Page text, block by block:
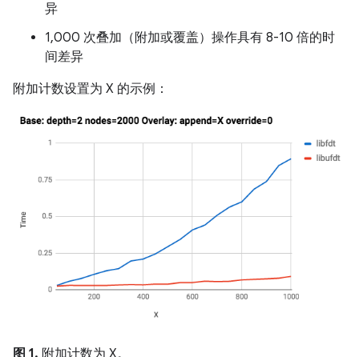
异
1,000 次叠加（附加或覆盖）操作具有 8-10 倍的时
间差异
附加计数设置为 X 的示例：
图 1. 附加计数为 X。